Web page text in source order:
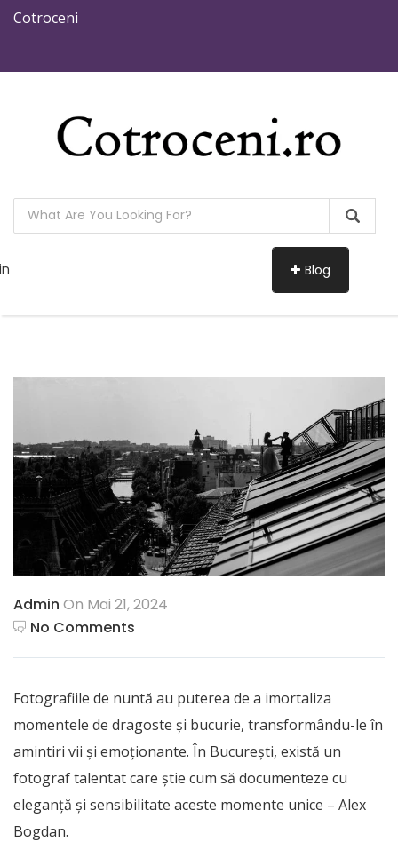
Cotroceni
Blog
Admin On Mai 21, 2024
No Comments
Fotografiile de nuntă au puterea de a imortaliza
momentele de dragoste și bucurie, transformându-le în
amintiri vii și emoționante. În București, există un
fotograf talentat care știe cum să documenteze cu
eleganță și sensibilitate aceste momente unice – Alex
Bogdan.